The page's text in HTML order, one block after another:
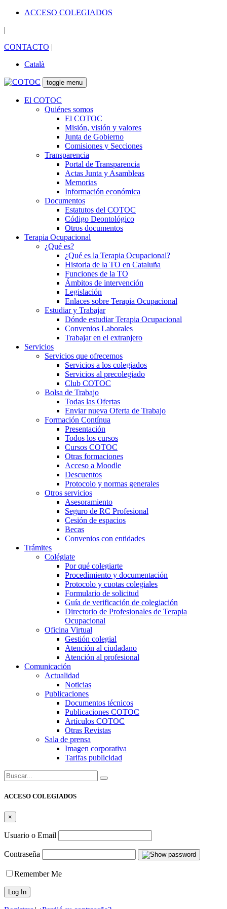
ACCESO COLEGIADOS
|
CONTACTO |
Català
toggle menu
El COTOC
Quiénes somos
El COTOC
Misión, visión y valores
Junta de Gobierno
Comisiones y Secciones
Transparencia
Portal de Transparencia
Actas Junta y Asambleas
Memorias
Información económica
Documentos
Estatutos del COTOC
Código Deontológico
Otros documentos
Terapia Ocupacional
¿Qué es?
¿Qué es la Terapia Ocupacional?
Historia de la TO en Cataluña
Funciones de la TO
Ámbitos de intervención
Legislación
Enlaces sobre Terapia Ocupacional
Estudiar y Trabajar
Dónde estudiar Terapia Ocupacional
Convenios Laborales
Trabajar en el extranjero
Servicios
Servicios que ofrecemos
Servicios a los colegiados
Servicios al precolegiado
Club COTOC
Bolsa de Trabajo
Todas las Ofertas
Enviar nueva Oferta de Trabajo
Formación Contínua
Presentación
Todos los cursos
Cursos COTOC
Otras formaciones
Acceso a Moodle
Descuentos
Protocolo y normas generales
Otros servicios
Asesoramiento
Seguro de RC Profesional
Cesión de espacios
Becas
Convenios con entidades
Trámites
Colégiate
Por qué colegiarte
Procedimiento y documentación
Protocolo y cuotas colegiales
Formulario de solicitud
Guía de verificación de colegiación
Directorio de Profesionales de Terapia
Ocupacional
Oficina Virtual
Gestión colegial
Atención al ciudadano
Atención al profesional
Comunicación
Actualidad
Noticias
Publicaciones
Documentos técnicos
Publicaciones COTOC
Artículos COTOC
Otras Revistas
Sala de prensa
Imagen corporativa
Tarifas publicidad
Buscar:
ACCESO COLEGIADOS
×
Usuario o Email
Contraseña
Remember Me